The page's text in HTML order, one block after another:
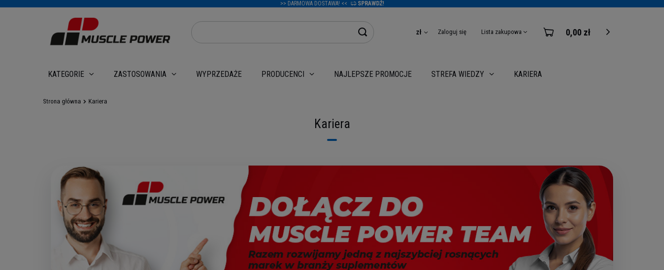
>> DARMOWA DOSTAWA! << SPRAWDŹ!
zł Zaloguj się Lista zakupowa 0,00 zł
KATEGORIE ZASTOSOWANIA WYPRZEDAŻE PRODUCENCI NAJLEPSZE PROMOCJE STREFA WIEDZY KARIERA
Strona główna Kariera
Kariera